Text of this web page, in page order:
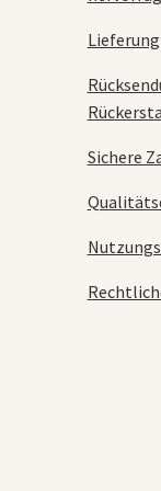
Lieferung
Sichere